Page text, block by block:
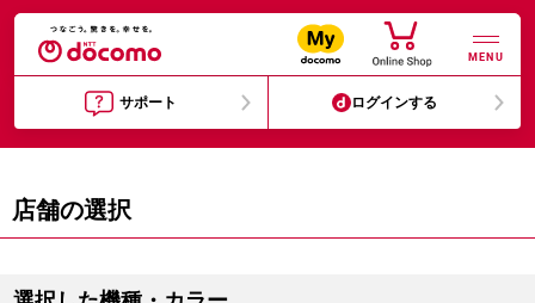
MENU
サポート ログインする
店舗の選択